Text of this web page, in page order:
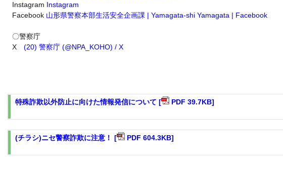
Instagram Instagram
Facebook 山形県警察本部生活安全企画課 | Yamagata-shi Yamagata | Facebook
〇警察庁
X(20) 警察庁 (@NPA_KOHO) / X
特殊詐欺以外防止に向けた情報発信について [ PDF 39.7KB]
(チラシ)ニセ警察詐欺に注意！ [ PDF 604.3KB]